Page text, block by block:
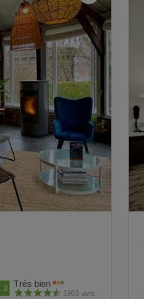
Très bien
1903 avis